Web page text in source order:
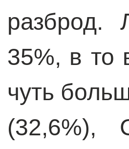
разброд.
35%, в то
чуть
(32,6%),